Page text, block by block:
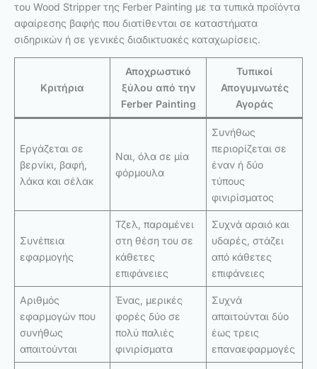
του Wood Stripper της Ferber Painting με τα τυπικά προϊόντα
αφαίρεσης βαφής που διατίθενται σε καταστήματα
σιδηρικών ή σε γενικές διαδικτυακές καταχωρίσεις.
Κριτήρια
Αποχρωστικό
ξύλου από την
Ferber Painting
Τυπικοί
Απογυμνωτές
Αγοράς
Εργάζεται σε
βερνίκι, βαφή,
λάκα και σέλακ
Ναι, όλα σε μία
φόρμουλα
Συνήθως
περιορίζεται σε
έναν ή δύο
τύπους
φινιρίσματος
Συνέπεια
εφαρμογής
Τζελ, παραμένει
στη θέση του σε
κάθετες
επιφάνειες
Συχνά αραιό και
υδαρές, στάζει
από κάθετες
επιφάνειες
Αριθμός
εφαρμογών που
συνήθως
απαιτούνται
Ένας, μερικές
φορές δύο σε
πολύ παλιές
φινιρίσματα
Συχνά
απαιτούνται δύο
έως τρεις
επαναεφαρμογές